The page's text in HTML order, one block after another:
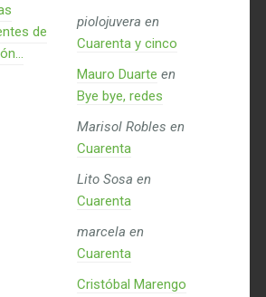
de
piolojuvera en
Cuarenta y cinco
Mauro Duarte en
Bye bye, redes
Marisol Robles en
Cuarenta
Lito Sosa en
Cuarenta
marcela en
Cuarenta
Cristóbal Marengo